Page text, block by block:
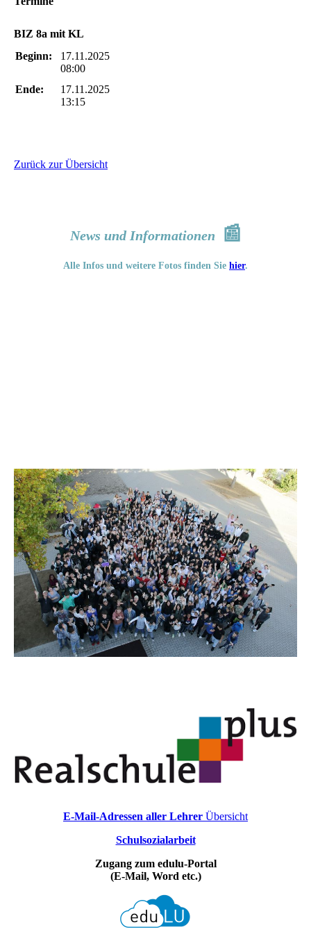
BIZ 8a mit KL
Beginn:
17.11.2025
08:00
Ende:
17.11.2025
13:15
Zurück zur Übersicht
News und Informationen 📰
Alle Infos und weitere Fotos finden Sie hier.
E-Mail-Adressen aller Lehrer Übersicht
Schulsozialarbeit
Zugang zum edulu-Portal
(E-Mail, Word etc.)